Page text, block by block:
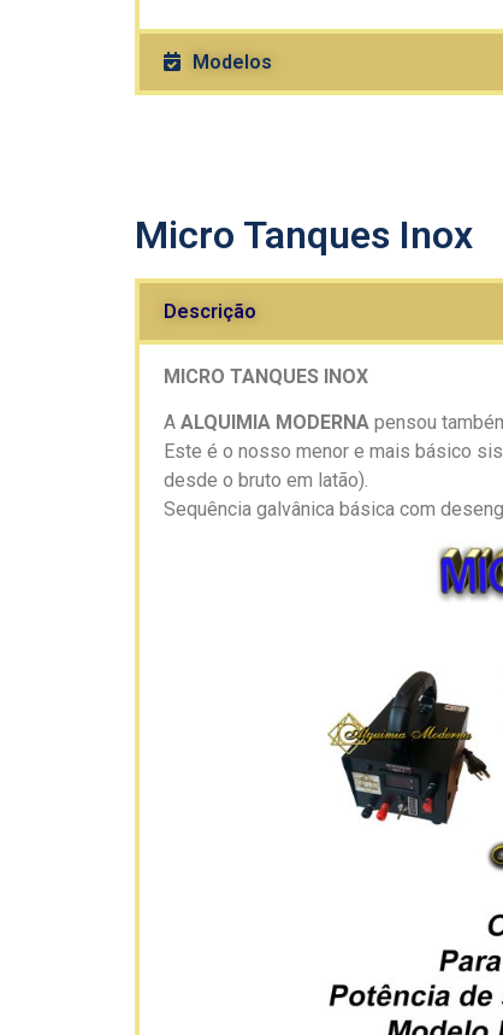
Modelos
Micro Tanques Inox
Descrição
MICRO TANQUES INOX
A ALQUIMIA MODERNA pensou
Este é o nosso menor e mais básico
desde o bruto em latão).
Sequência galvânica básica com